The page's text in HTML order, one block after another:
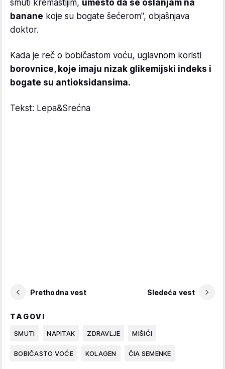
smuti kremastijim, umesto da se oslanjam na
banane koje su bogate šećerom", objašnjava
doktor.
Kada je reč o bobičastom voću, uglavnom koristi
borovnice, koje imaju nizak glikemijski indeks i
bogate su antioksidansima.
Tekst: Lepa&Srećna
Prethodna vest Sledeća vest
TAGOVI
SMUTI NAPITAK ZDRAVLJE MIŠIĆI
BOBIČASTO VOĆE KOLAGEN ČIA SEMENKE